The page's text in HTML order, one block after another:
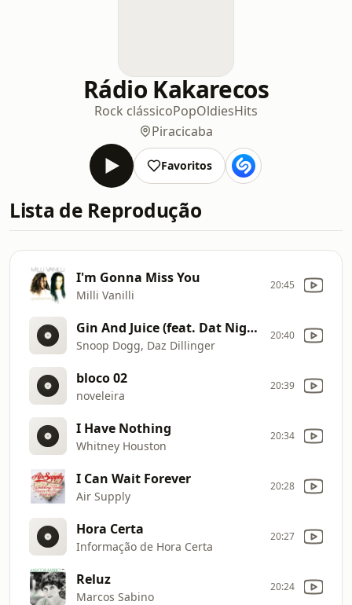
Rádio Kakarecos
Rock clássicoPopOldiesHits
Piracicaba
Favoritos
Lista de Reprodução
I'm Gonna Miss You
Milli Vanilli
20:45
Gin And Juice (feat. Dat Nigga Daz)
Snoop Dogg, Daz Dillinger
20:40
bloco 02
noveleira
20:39
I Have Nothing
Whitney Houston
20:34
I Can Wait Forever
Air Supply
20:28
Hora Certa
Informação de Hora Certa
20:27
Reluz
Marcos Sabino
20:24